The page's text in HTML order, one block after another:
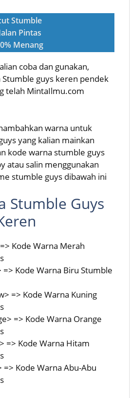
Stumble
Pintas
Menang
coba dan gunakan,
guys keren pendek
telah MintaIlmu.com
warna untuk
yang kalian mainkan
kode warna stumble guys
atau salin menggunakan
stumble guys dibawah ini
Stumble Guys
Kode Warna Merah
Kode Warna Biru Stumble
=> Kode Warna Kuning
=> Kode Warna Orange
=> Kode Warna Hitam
Kode Warna Abu-Abu